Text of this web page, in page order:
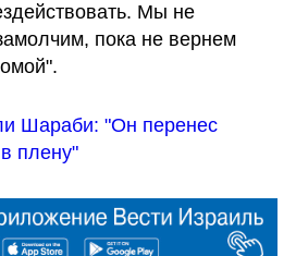
Мы не
пока не вернем
Шараби: "Он перенес
плену"